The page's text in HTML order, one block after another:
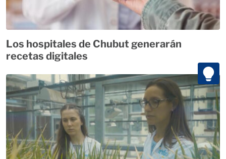
Los hospitales de Chubut generarán
recetas digitales